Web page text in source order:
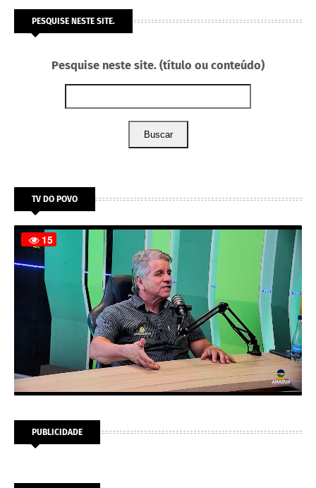
PESQUISE NESTE SITE.
Pesquise neste site. (título ou conteúdo)
Buscar
TV DO POVO
PUBLICIDADE